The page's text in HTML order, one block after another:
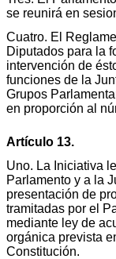
se reunirá en
Cuatro. El
Diputados para la
intervención de
funciones de la
Grupos
en proporción al
Artículo 13.
Uno. La Iniciativa
Parlamento y a la
presentación de
tramitadas por el
mediante ley de
orgánica prevista
Constitución.